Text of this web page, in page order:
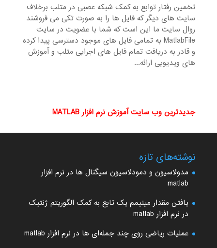
تخمین رفتار توابع به کمک شبکه عصبی در متلب برخلاف
سایت های دیگر که فایل ها را به صورت تکی می فروشند
روال سایت ما این است که شما با عضویت در سایت
MatlabFile به تمامی فایل های موجود دسترسی پیدا کرده
و قادر به دریافت تمام فایل های اجرایی متلب و آموزش
های ویدیویی ارائه...
جدیدترین وب سایت آموزش نرم افزار MATLAB
نوشته‌های تازه
مدولاسیون و دمودلاسیون سیگنال ها در نرم افزار
matlab
یافتن مقدار مینیمم یک تابع به کمک الگوریتم ژنتیک
در نرم افزار matlab
عملیات ریاضی روی چند جمله‌ای ها در نرم افزار matlab